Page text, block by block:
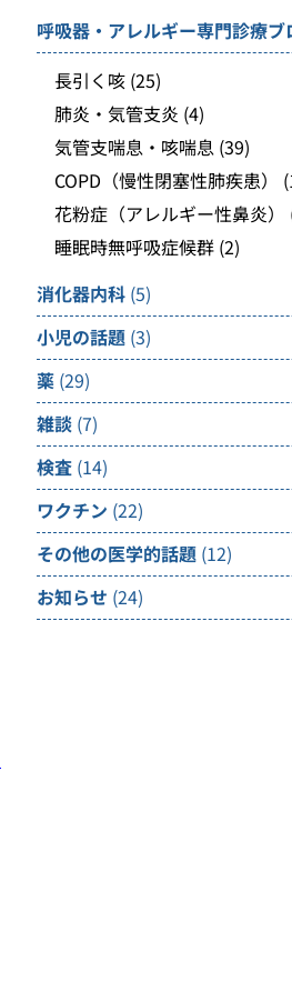
呼吸器・アレルギー専門診療ブ
長引く咳 (25)
肺炎・気管支炎 (4)
気管支喘息・咳喘息 (39)
COPD（慢性閉塞性肺疾患）
花粉症（アレルギー性鼻炎）
睡眠時無呼吸症候群 (2)
消化器内科 (5)
小児の話題 (3)
薬 (29)
雑談 (7)
検査 (14)
ワクチン (22)
その他の医学的話題 (12)
お知らせ (24)